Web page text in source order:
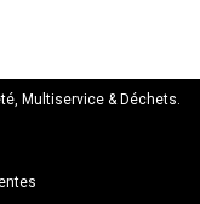
Multiservice & Déchets.